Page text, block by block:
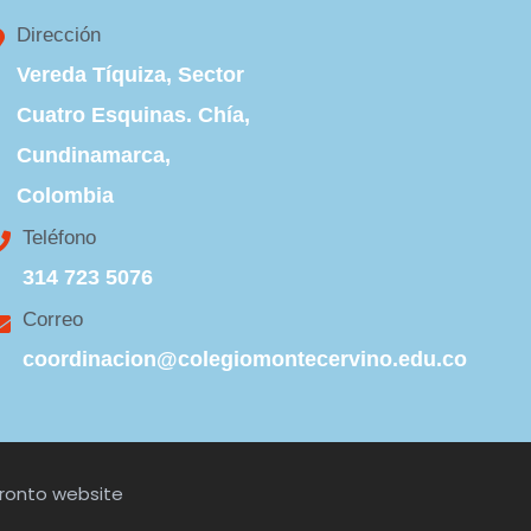
Dirección
Vereda Tíquiza, Sector
Cuatro Esquinas. Chía,
Cundinamarca,
Colombia
Teléfono
314 723 5076
Correo
coordinacion@colegiomontecervino.edu.co
website